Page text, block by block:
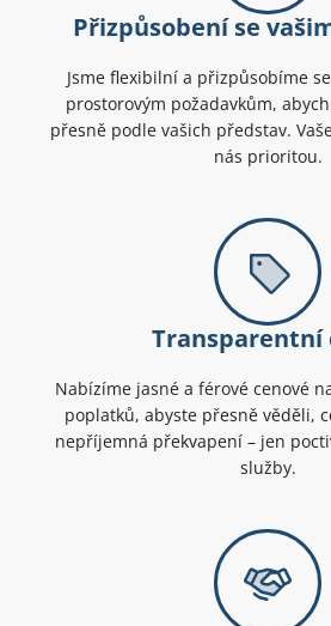
Přizpůsobení se
Jsme flexibilní a přizpůsobíme
prostorovým požadavkům,
přesně podle vašich představ.
nás prioritou.
Transparentní
Nabízíme jasné a férové cenové
poplatků, abyste přesně věděli,
nepříjemná překvapení – jen
služby.